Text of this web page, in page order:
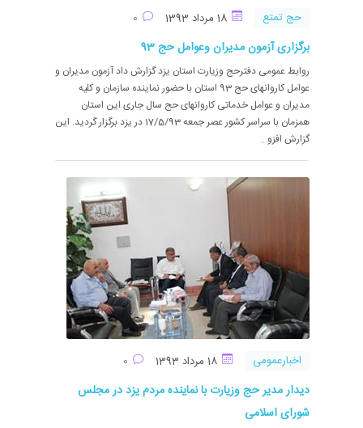
حج تمتع 18 مرداد 1393
برگزاری آزمون مدیران وعوامل حج 93
روابط عمومی دفترحج وزیارت استان یزد گزارش داد آزمون مدیران و
عوامل کاروانهای حج 93 استان با حضور نماینده سازمان و کلیه
مدیران و عوامل خدماتی کاروانهای حج سال جاری این استان
همزمان با سراسر کشور عصر جمعه 17/5/93 در یزد برگزار گردید. این
گزارش افزو...
اخبارعمومی 18 مرداد 1393
دیدار مدیر حج وزیارت با نماینده مردم یزد در مجلس
شورای اسلامی